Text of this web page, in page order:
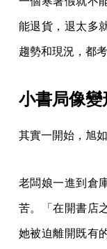
能退貨，退太多
趨勢和現況，都
小書局像
其實一開始，旭
老闆娘一進到倉
苦。「在開書店
她被迫離開既有